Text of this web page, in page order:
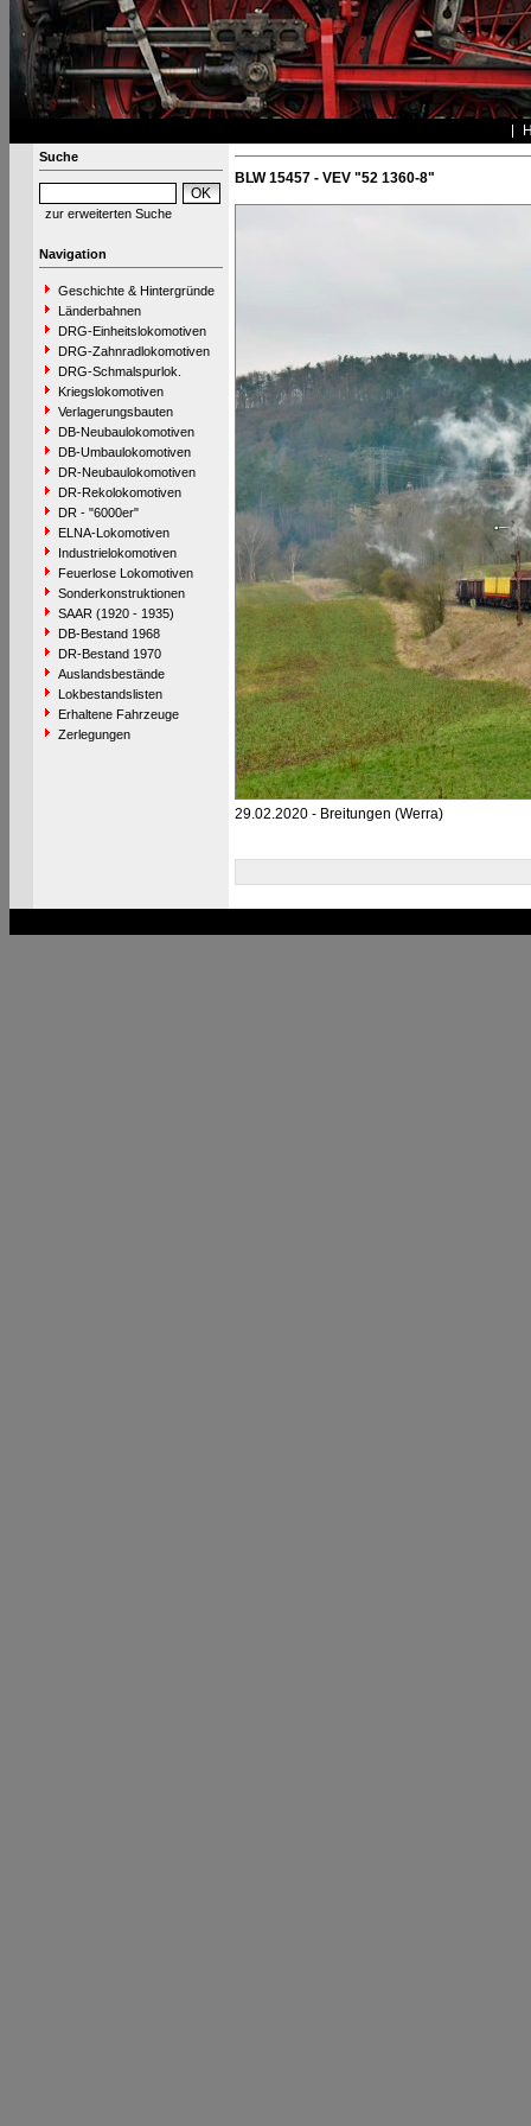
Suche
zur erweiterten Suche
Navigation
Geschichte & Hintergründe
Länderbahnen
DRG-Einheitslokomotiven
DRG-Zahnradlokomotiven
DRG-Schmalspurlok.
Kriegslokomotiven
Verlagerungsbauten
DB-Neubaulokomotiven
DB-Umbaulokomotiven
DR-Neubaulokomotiven
DR-Rekolokomotiven
DR - "6000er"
ELNA-Lokomotiven
Industrielokomotiven
Feuerlose Lokomotiven
Sonderkonstruktionen
SAAR (1920 - 1935)
DB-Bestand 1968
DR-Bestand 1970
Auslandsbestände
Lokbestandslisten
Erhaltene Fahrzeuge
Zerlegungen
BLW 15457 - VEV "52 1360-8"
29.02.2020 - Breitungen (Werra)